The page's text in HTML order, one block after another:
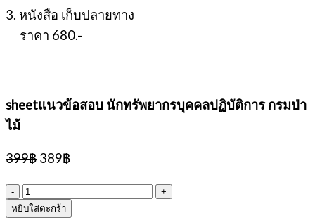
3. หนังสือ เก็บปลายทาง
ราคา 680.-
sheetแนวข้อสอบ นักทรัพยากรบุคคลปฏิบัติการ กรมป่า
ไม้
399฿ Original
was:
399฿.
389฿Current
is:
389฿.
จำนวน
sheetแนว
หยิบใส่ตะกร้า